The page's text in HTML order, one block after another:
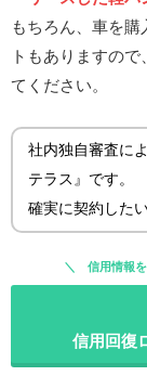
もちろん、車を
トもありますの
てください。
社内独自審査に
テラス』です。
確実に契約した
信用情報
信用回復